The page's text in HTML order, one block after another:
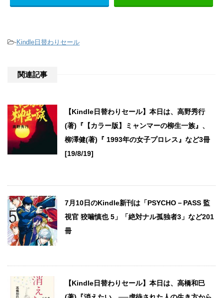
-Kindle日替わりセール
関連記事
【Kindle日替わりセール】本日は、高野秀行
(著)『【カラー版】ミャンマーの柳生一族』、
柳澤健(著)『 1993年の女子プロレス』など3冊
[19/8/19]
7月10日のKindle新刊は「PSYCHO－PASS 監
視官 狡噛慎也 5」「絶対ナル孤独者3」など201
冊
【Kindle日替わりセール】本日は、高橋和巳